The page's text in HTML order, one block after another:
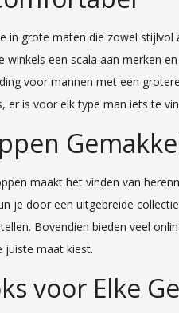
in grote maten die zowel
winkels een scala aan merken
voor mannen met een
er is voor elk type man iets te
maakt het vinden van
je door een uitgebreide
Bovendien bieden veel
juiste maat kiest.
voor Elke